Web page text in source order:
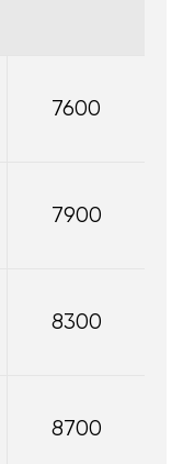
7600
7900
8300
8700